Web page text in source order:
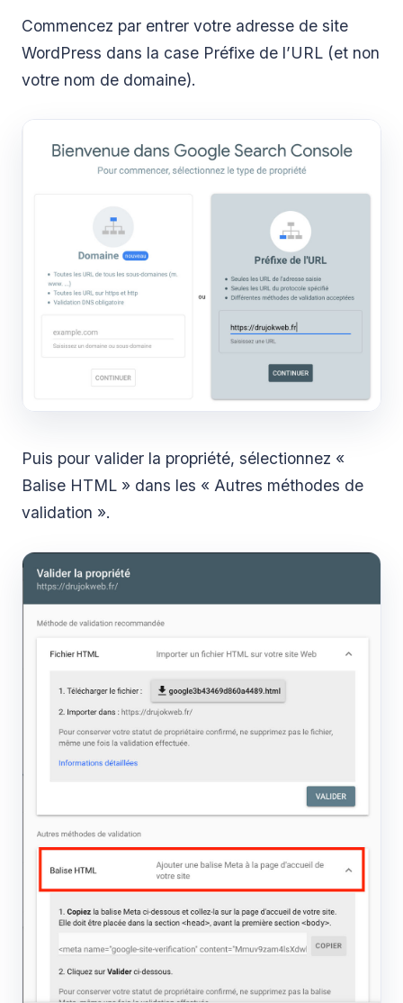
Commencez par entrer votre adresse de site
WordPress dans la case Préfixe de l’URL (et non
votre nom de domaine).
Puis pour valider la propriété, sélectionnez «
Balise HTML » dans les « Autres méthodes de
validation ».